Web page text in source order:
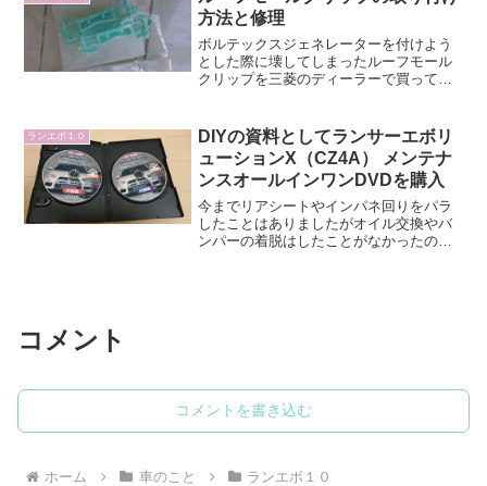
方法と修理
ボルテックスジェネレーターを付けよう
とした際に壊してしまったルーフモール
クリップを三菱のディーラーで買ってき
ったので今まで放置していましたが、先
日の富士スピードウェイで...
ランエボ１０
DIYの資料としてランサーエボリ
ューションX（CZ4A） メンテナ
ンスオールインワンDVDを購入
今までリアシートやインパネ回りをパラ
したことはありましたがオイル交換やバ
ンパーの着脱はしたことがなかったので
コメント
コメントを書き込む
ホーム 車のこと ランエボ１０